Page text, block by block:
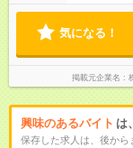
気になる！
掲載元企業名
興味のあるバイト は
保存した求人は、後から